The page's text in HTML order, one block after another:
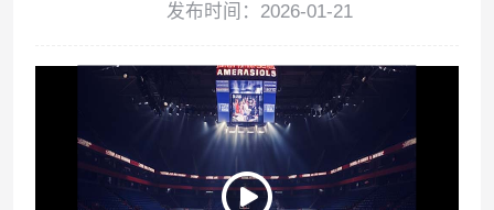
发布时间：2026-01-21